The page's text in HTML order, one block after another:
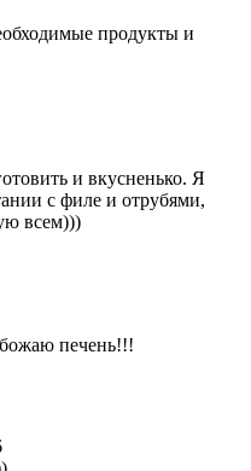
продукты и
и вкусненько. Я
с филе и отрубями,
всем)))
печень!!!